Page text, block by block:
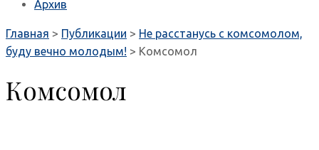
Архив
Главная > Публикации > Не расстанусь с комсомолом,
буду вечно молодым! > Комсомол
Комсомол